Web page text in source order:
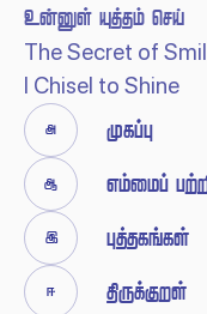
 
 
 
 
  
The Secret of
I Chisel to Shine